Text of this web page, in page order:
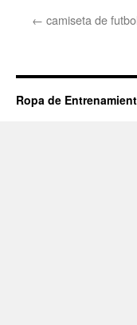
← camiseta de
Ropa de